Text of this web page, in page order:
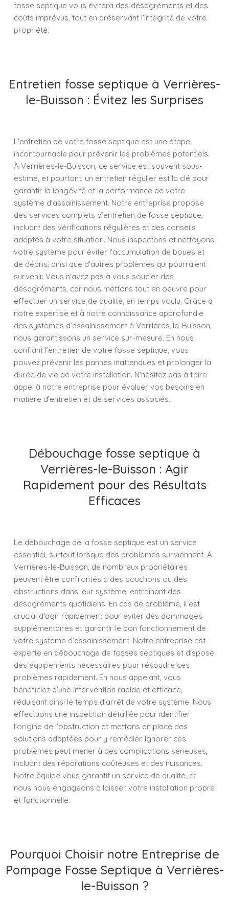
fosse septique vous évitera des désagréments et des
coûts imprévus, tout en préservant l'intégrité de votre
propriété.
Entretien fosse septique à Verrières-
le-Buisson : Évitez les Surprises
L'entretien de votre fosse septique est une étape
incontournable pour prévenir les problèmes potentiels.
À Verrières-le-Buisson, ce service est souvent sous-
estimé, et pourtant, un entretien régulier est la clé pour
garantir la longévité et la performance de votre
système d’assainissement. Notre entreprise propose
des services complets d’entretien de fosse septique,
incluant des vérifications régulières et des conseils
adaptés à votre situation. Nous inspectons et nettoyons
votre système pour éviter l'accumulation de boues et
de débris, ainsi que d'autres problèmes qui pourraient
survenir. Vous n'avez pas à vous soucier des
désagréments, car nous mettons tout en oeuvre pour
effectuer un service de qualité, en temps voulu. Grâce à
notre expertise et à notre connaissance approfondie
des systèmes d’assainissement à Verrières-le-Buisson,
nous garantissons un service sur-mesure. En nous
confiant l’entretien de votre fosse septique, vous
pouvez prévenir les pannes inattendues et prolonger la
durée de vie de votre installation. N'hésitez pas à faire
appel à notre entreprise pour évaluer vos besoins en
matière d’entretien et de services associés.
Débouchage fosse septique à
Verrières-le-Buisson : Agir
Rapidement pour des Résultats
Efficaces
Le débouchage de la fosse septique est un service
essentiel, surtout lorsque des problèmes surviennent. À
Verrières-le-Buisson, de nombreux propriétaires
peuvent être confrontés à des bouchons ou des
obstructions dans leur système, entraînant des
désagréments quotidiens. En cas de problème, il est
crucial d'agir rapidement pour éviter des dommages
supplémentaires et garantir le bon fonctionnement de
votre système d’assainissement. Notre entreprise est
experte en débouchage de fosses septiques et dispose
des équipements nécessaires pour résoudre ces
problèmes rapidement. En nous appelant, vous
bénéficiez d'une intervention rapide et efficace,
réduisant ainsi le temps d'arrêt de votre système. Nous
effectuons une inspection détaillée pour identifier
l'origine de l'obstruction et mettons en place des
solutions adaptées pour y remédier. Ignorer ces
problèmes peut mener à des complications sérieuses,
incluant des réparations coûteuses et des nuisances.
Notre équipe vous garantit un service de qualité, et
nous nous engageons à laisser votre installation propre
et fonctionnelle.
Pourquoi Choisir notre Entreprise de
Pompage Fosse Septique à Verrières-
le-Buisson ?